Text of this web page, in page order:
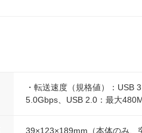
・転送速度（規格値）：USB
5.0Gbps、USB 2.0：最大
39×123×189mm（本体のみ、